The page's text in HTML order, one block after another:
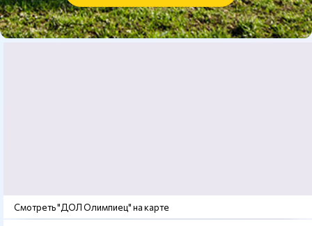
Смотреть "ДОЛ Олимпиец" на карте